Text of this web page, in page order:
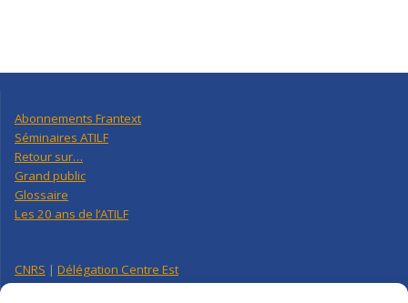
Abonnements Frantext
Séminaires ATILF
Retour sur…
Grand public
Glossaire
Les 20 ans de l’ATILF
CNRS | Délégation Centre Est
Université de Lorraine